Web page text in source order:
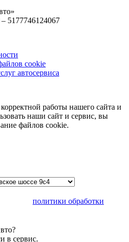
5177746124067
cookie
автосервиса
работы нашего сайта и
наши сайт и сервис, вы
файлов сookie.
политики обработки
в сервис.